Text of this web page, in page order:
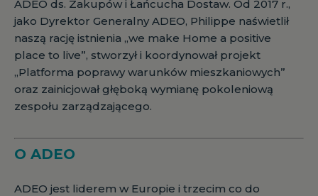
ADEO ds. Zakupów i Łańcucha Dostaw. Od 2017 r.,
jako Dyrektor Generalny ADEO, Philippe naświetlił
naszą rację istnienia „we make Home a positive
place to live”, stworzył i koordynował projekt
„Platforma poprawy warunków mieszkaniowych”
oraz zainicjował głęboką wymianę pokoleniową
zespołu zarządzającego.
O ADEO
ADEO jest liderem w Europie i trzecim co do